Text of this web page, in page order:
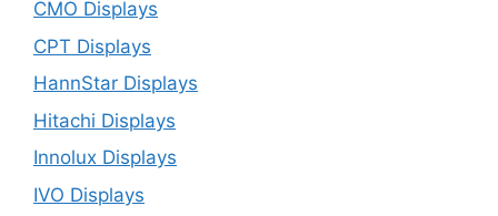
CMO Displays
CPT Displays
HannStar Displays
Hitachi Displays
Innolux Displays
IVO Displays